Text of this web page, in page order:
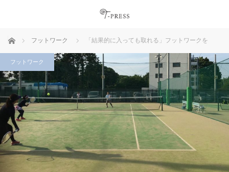
ホーム フットワーク 「結果的に入っても取れる」フットワークを
フットワーク